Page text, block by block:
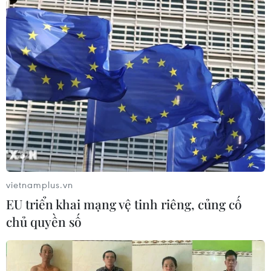
Sử dụng AI minh bạch, an
toàn và có trách nhiệm
trong hoạt động báo chí
21/07/2026 10:49
Quan hệ đặc biệt Việt
Nam-Lào sẽ mãi phát triển
đi vào chiều sâu
20/07/2026 10:02
Xem thêm
CƠ QUAN CHỦ QUẢN: THÔNG TẤN XÃ VIỆT NAM
Tổng Biên tập: TRẦN TIẾN DUẨN
Phó Tổng Biên tập: NGUYỄN THỊ TÁM, KHÚC THANH
vietnamplus.vn
EU triển khai mạng vệ tinh riêng, củng cố
chủ quyền số